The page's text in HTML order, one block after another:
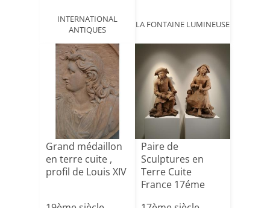
INTERNATIONAL
ANTIQUES
LA FONTAINE LUMINEUSE
Grand médaillon
en terre cuite ,
profil de Louis XIV
Paire de
Sculptures en
Terre Cuite
France 17éme